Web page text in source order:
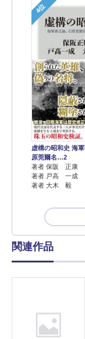
4位
虚構の昭和史 海
原莞爾名…2
著者 保阪 正康
著者 戸高 一成
著者 大木 毅
関連作品